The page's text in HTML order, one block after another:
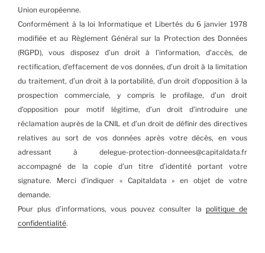
Union européenne.
Conformément à la loi Informatique et Libertés du 6 janvier 1978
modifiée et au Règlement Général sur la Protection des Données
(RGPD), vous disposez d’un droit à l’information, d’accès, de
rectification, d’effacement de vos données, d’un droit à la limitation
du traitement, d’un droit à la portabilité, d’un droit d’opposition à la
prospection commerciale, y compris le profilage, d’un droit
d’opposition pour motif légitime, d’un droit d’introduire une
réclamation auprès de la CNIL et d’un droit de définir des directives
relatives au sort de vos données après votre décès, en vous
adressant à delegue-protection-donnees@capitaldata.fr
accompagné de la copie d’un titre d’identité portant votre
signature. Merci d’indiquer « Capitaldata » en objet de votre
demande.
Pour plus d’informations, vous pouvez consulter la politique de
confidentialité.